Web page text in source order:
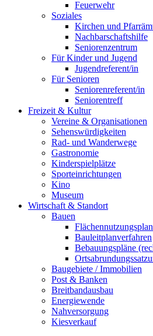
Feuerwehr
Soziales
Kirchen und
Nachbarschaftshilfe
Seniorenzentrum
Für Kinder und Jugend
Jugendreferent/in
Für Senioren
Seniorenreferent/in
Seniorentreff
Freizeit & Kultur
Vereine & Organisationen
Sehenswürdigkeiten
Rad- und Wanderwege
Gastronomie
Kinderspielplätze
Sporteinrichtungen
Kino
Museum
Wirtschaft & Standort
Bauen
Bauleitplanverfahren
Bebauungspläne
Baugebiete / Immobilien
Post & Banken
Breitbandausbau
Energiewende
Nahversorgung
Kiesverkauf